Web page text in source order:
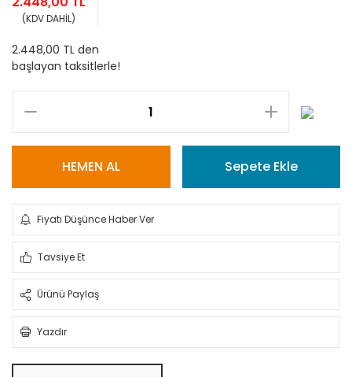
(KDV DAHİL)
2.448,00 TL den
başlayan taksitlerle!
HEMEN AL Sepete Ekle
Fiyatı Düşünce Haber Ver
Tavsiye Et
Ürünü Paylaş
Yazdır